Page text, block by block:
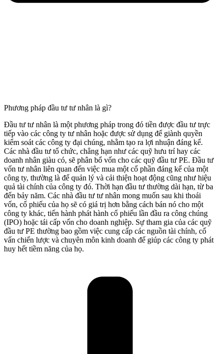
Phương pháp đầu tư tư nhân là gì?
Đầu tư tư nhân là một phương pháp trong đó tiền được đầu tư trực
tiếp vào các công ty tư nhân hoặc được sử dụng để giành quyền
kiểm soát các công ty đại chúng, nhằm tạo ra lợi nhuận đáng kể.
Các nhà đầu tư tổ chức, chẳng hạn như các quỹ hưu trí hay các
doanh nhân giàu có, sẽ phân bổ vốn cho các quỹ đầu tư PE. Đầu tư
vốn tư nhân liên quan đến việc mua một cổ phần đáng kể của một
công ty, thường là để quản lý và cải thiện hoạt động cũng như hiệu
quả tài chính của công ty đó. Thời hạn đầu tư thường dài hạn, từ ba
đến bảy năm. Các nhà đầu tư tư nhân mong muốn sau khi thoái
vốn, cổ phiếu của họ sẽ có giá trị hơn bằng cách bán nó cho một
công ty khác, tiến hành phát hành cổ phiếu lần đầu ra công chúng
(IPO) hoặc tái cấp vốn cho doanh nghiệp. Sự tham gia của các quỹ
đầu tư PE thường bao gồm việc cung cấp các nguồn tài chính, cố
vấn chiến lược và chuyên môn kinh doanh để giúp các công ty phát
huy hết tiềm năng của họ.